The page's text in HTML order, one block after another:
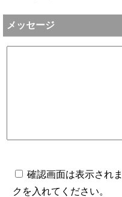
メッセージ
確認画面は表示され
クを入れてください。